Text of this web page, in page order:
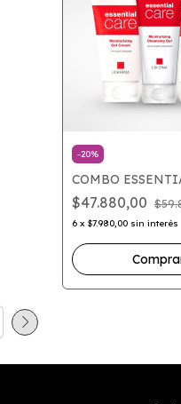
-20%
COMBO
$47.880,00
6 x $7.980,00 sin interés